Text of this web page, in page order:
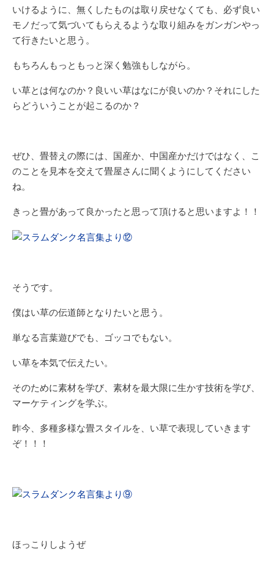
いけるように、無くしたものは取り戻せなくても、必ず良い
モノだって気づいてもらえるような取り組みをガンガンやっ
て行きたいと思う。
もちろんもっともっと深く勉強もしながら。
い草とは何なのか？良いい草はなにが良いのか？それにした
らどういうことが起こるのか？
ぜひ、畳替えの際には、国産か、中国産かだけではなく、こ
のことを見本を交えて畳屋さんに聞くようにしてください
ね。
きっと畳があって良かったと思って頂けると思いますよ！！
そうです。
僕はい草の伝道師となりたいと思う。
単なる言葉遊びでも、ゴッコでもない。
い草を本気で伝えたい。
そのために素材を学び、素材を最大限に生かす技術を学び、
マーケティングを学ぶ。
昨今、多種多様な畳スタイルを、い草で表現していきます
ぞ！！！
ほっこりしようぜ